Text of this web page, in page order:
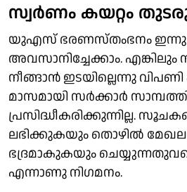
സ്വര്‍ണം കയറ്റം
യുഎസ് ഭരണസ്തംഭനം ഇന്നു
അവസാനിച്ചേക്കാം. എങ്കിലും
നീങ്ങാന്‍ ഇടയില്ലെന്നു
മാസമായി സര്‍ക്കാര്‍
പ്രസിദ്ധീകരിക്കുന്നില്ല.
ലഭിക്കുകയും തൊഴില്‍
ഭദ്രമാകുകയും
എന്നാണു നിഗമനം.